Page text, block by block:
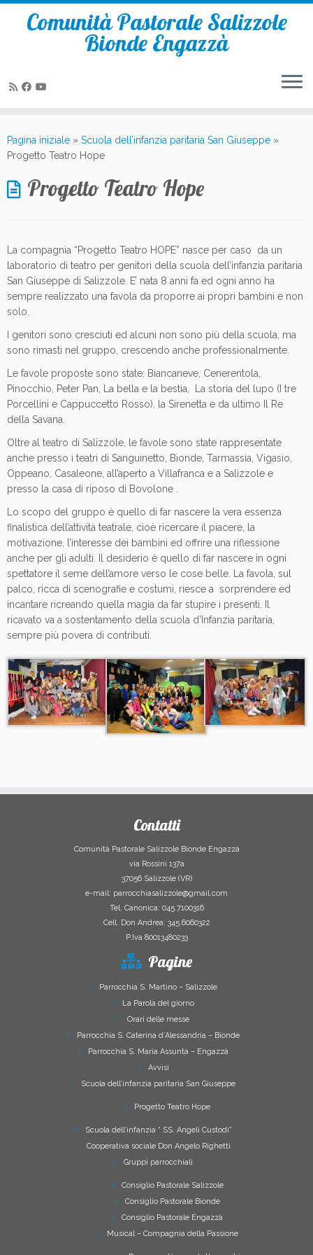
contenuto
Comunità Pastorale Salizzole
Bionde Engazzà
Pagina iniziale » Scuola dell’infanzia paritaria San Giuseppe »
Progetto Teatro Hope
Progetto Teatro Hope
La compagnia “Progetto Teatro HOPE” nasce per caso da un
laboratorio di teatro per genitori della scuola dell’infanzia paritaria
San Giuseppe di Salizzole. E’ nata 8 anni fa ed ogni anno ha
sempre realizzato una favola da proporre ai propri bambini e non
solo.
I genitori sono cresciuti ed alcuni non sono più della scuola, ma
sono rimasti nel gruppo, crescendo anche professionalmente.
Le favole proposte sono state: Biancaneve, Cenerentola,
Pinocchio, Peter Pan, La bella e la bestia, La storia del lupo (I tre
Porcellini e Cappuccetto Rosso), la Sirenetta e da ultimo Il Re
della Savana.
Oltre al teatro di Salizzole, le favole sono state rappresentate
anche presso i teatri di Sanguinetto, Bionde, Tarmassia, Vigasio,
Oppeano, Casaleone, all’aperto a Villafranca e a Salizzole e
presso la casa di riposo di Bovolone .
Lo scopo del gruppo è quello di far nascere la vera essenza
finalistica dell’attività teatrale, cioè ricercare il piacere, la
motivazione, l’interesse dei bambini ed offrire una riflessione
anche per gli adulti. Il desiderio è quello di far nascere in ogni
spettatore il seme dell’amore verso le cose belle. La favola, sul
palco, ricca di scenografie e costumi, riesce a sorprendere ed
incantare ricreando quella magia da far stupire i presenti. Il
ricavato va a sostentamento della scuola d’Infanzia paritaria,
sempre più povera di contributi.
Contatti
Comunità Pastorale Salizzole Bionde Engazzà
via Rossini 137a
37056 Salizzole (VR)
e-mail: parrocchiasalizzole@gmail.com
Tel. Canonica: 045.7100316
Cell. Don Andrea: 345.6060322
P.Iva 80013480233
Pagine
Parrocchia S. Martino – Salizzole
La Parola del giorno
Orari delle messe
Parrocchia S. Caterina d’Alessandria – Bionde
Parrocchia S. Maria Assunta – Engazzà
Avvisi
Scuola dell’infanzia paritaria San Giuseppe
Progetto Teatro Hope
Scuola dell’infanzia “ SS. Angeli Custodi”
Cooperativa sociale Don Angelo Righetti
Gruppi parrocchiali
Consiglio Pastorale Salizzole
Consiglio Pastorale Bionde
Consiglio Pastorale Engazzà
Musical – Compagnia della Passione